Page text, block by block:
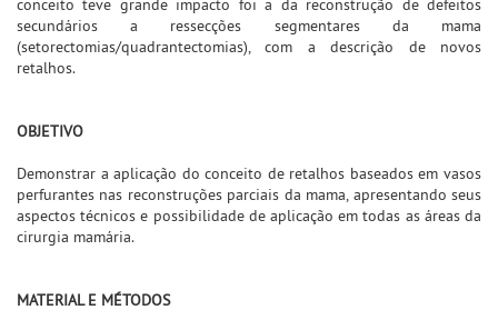
conceito teve grande impacto foi a da reconstrução de defeitos
secundários a ressecções segmentares da mama
(setorectomias/quadrantectomias), com a descrição de novos
retalhos.
OBJETIVO
Demonstrar a aplicação do conceito de retalhos baseados em vasos
perfurantes nas reconstruções parciais da mama, apresentando seus
aspectos técnicos e possibilidade de aplicação em todas as áreas da
cirurgia mamária.
MATERIAL E MÉTODOS